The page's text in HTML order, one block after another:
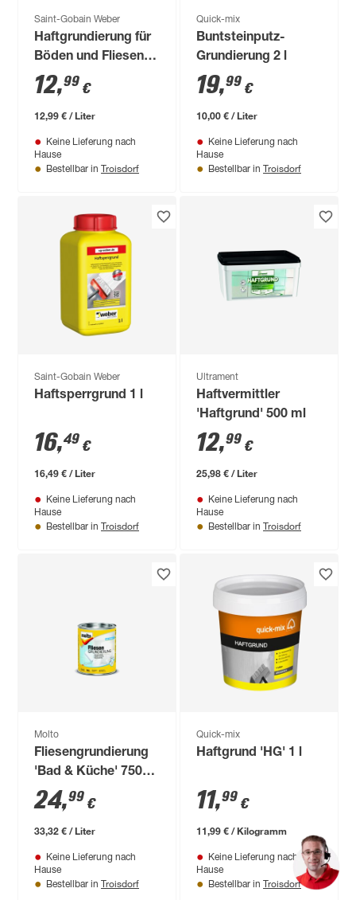
Saint-Gobain Weber
Haftgrundierung für
Böden und Fliesen 1
l
12,99 €
12,99 € / Liter
Keine Lieferung nach
Hause
Bestellbar in Troisdorf
Quick-mix
Buntsteinputz-
Grundierung 2 l
19,99 €
10,00 € / Liter
Keine Lieferung nach
Hause
Bestellbar in Troisdorf
Saint-Gobain Weber
Haftsperrgrund 1 l
16,49 €
16,49 € / Liter
Keine Lieferung nach
Hause
Bestellbar in Troisdorf
Ultrament
Haftvermittler
'Haftgrund' 500 ml
12,99 €
25,98 € / Liter
Keine Lieferung nach
Hause
Bestellbar in Troisdorf
Molto
Fliesengrundierung
'Bad & Küche' 750
ml
24,99 €
33,32 € / Liter
Keine Lieferung nach
Hause
Bestellbar in Troisdorf
Quick-mix
Haftgrund 'HG' 1 l
11,99 €
11,99 € / Kilogramm
Keine Lieferung nach
Hause
Bestellbar in Troisdorf